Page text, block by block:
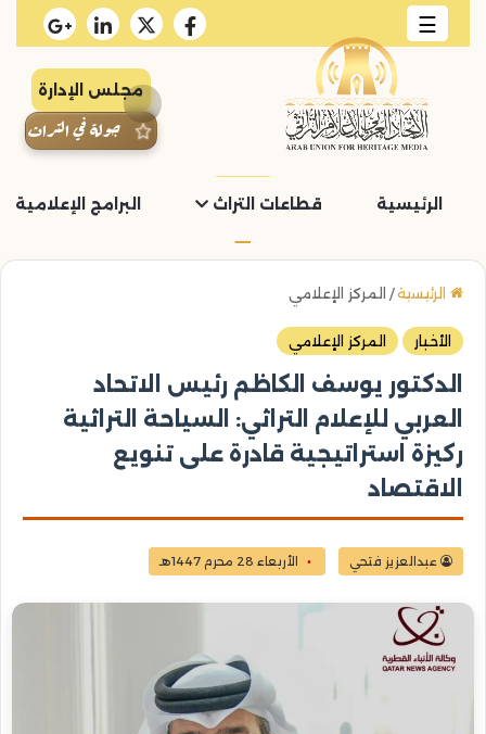
☰
مجلس الإدارة
جولة في التراث
الرئيسية قطاعات التراث البرامج الإعلامية
الرئيسية/ المركز الإعلامي
الأخبار المركز الإعلامي
الدكتور يوسف الكاظم رئيس الاتحاد
العربي للإعلام التراثي: السياحة التراثية
ركيزة استراتيجية قادرة على تنويع
الاقتصاد
عبدالعزيز فتحي الأربعاء 28 محرم 1447هـ